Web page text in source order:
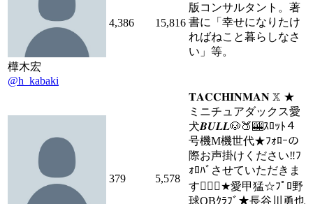
樺木宏
@h_kabaki
4,386 15,816
版コンサルタント。著
書に「幸せになりたけ
ればねこと暮らしなさ
い」等。
379 5,578
𝐓𝐀𝐂𝐂𝐇𝐈𝐍𝐌𝐀𝐍 𝕏 ★
ミニチュアダックス愛
犬𝑩𝑼𝑳𝑳🐶🍑🎰ｽﾛｯﾄ４
号機M機世代★ﾌｫﾛｰの
際お声掛けください‼︎ﾌ
ｫﾛﾊﾞさせていただきま
す🙇🏻‍♂️★愛甲猛☆ﾌﾟﾛ野
球OBｸﾗﾌﾞ★長谷川勇也